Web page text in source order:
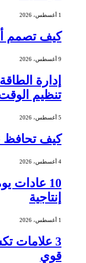
1 أغسطس، 2026
كيف تصمم
9 أغسطس، 2026
إدارة
تنظيم الوقت
5 أغسطس، 2026
كيف تحافظ
4 أغسطس، 2026
10 عادات
إنتاجية
1 أغسطس، 2026
3 علامات
قوي